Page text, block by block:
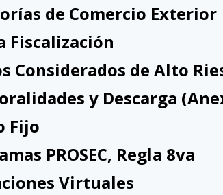
de Comercio Exterior
Fiscalización
Considerados de Alto
y Descarga
Fijo
PROSEC, Regla 8va
Virtuales